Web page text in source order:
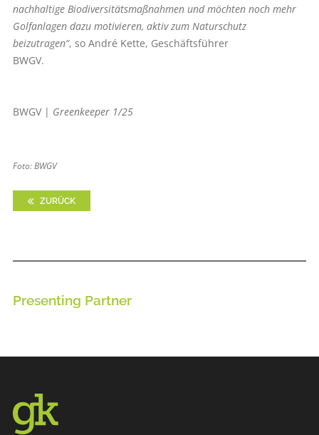
nachhaltige Biodiversitätsmaßnahmen und möchten noch mehr
Golfanlagen dazu motivieren, aktiv zum Naturschutz
beizutragen“, so André Kette, Geschäftsführer
BWGV.
BWGV | Greenkeeper 1/25
Foto: BWGV
ZURÜCK
Presenting Partner